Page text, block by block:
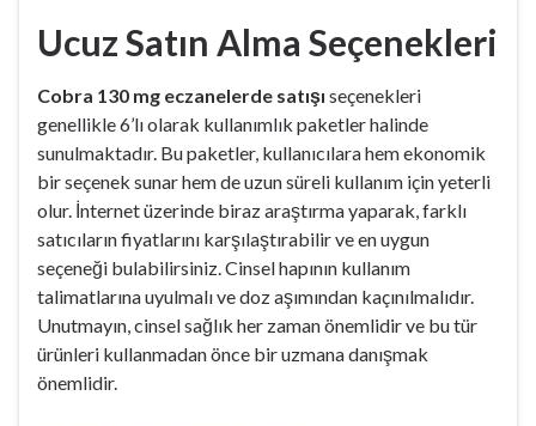
Ucuz Satın Alma Seçenekleri
Cobra 130 mg eczanelerde satışı seçenekleri
genellikle 6’lı olarak kullanımlık paketler halinde
sunulmaktadır. Bu paketler, kullanıcılara hem ekonomik
bir seçenek sunar hem de uzun süreli kullanım için yeterli
olur. İnternet üzerinde biraz araştırma yaparak, farklı
satıcıların fiyatlarını karşılaştırabilir ve en uygun
seçeneği bulabilirsiniz. Cinsel hapının kullanım
talimatlarına uyulmalı ve doz aşımından kaçınılmalıdır.
Unutmayın, cinsel sağlık her zaman önemlidir ve bu tür
ürünleri kullanmadan önce bir uzmana danışmak
önemlidir.